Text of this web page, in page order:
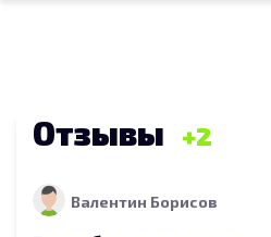
Отзывы 2
Валентин Борисов